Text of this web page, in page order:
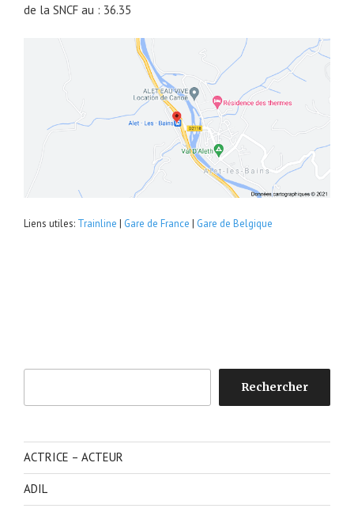
de la SNCF au : 36.35
Liens utiles: Trainline | Gare de France | Gare de Belgique
Rechercher
ACTRICE – ACTEUR
ADIL